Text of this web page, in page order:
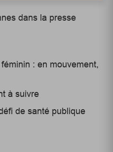
dans la presse
: en mouvement,
à suivre
de santé publique